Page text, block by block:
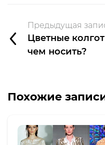
Предыдущая
Цветные
чем носить?
Похожие